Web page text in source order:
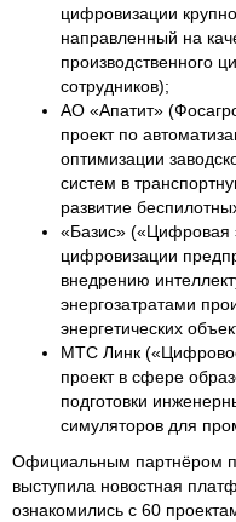
цифровизации
направленный на
производственного
сотрудников);
АО «Апатит»
проект по
оптимизации
систем в
развитие
«Базис» («Цифровая
цифровизации
внедрению
энергозатратами
энергетических
МТС Линк
проект в сфере
подготовки
симуляторов для
Официальным партнёром
выступила новостная
ознакомились с 60